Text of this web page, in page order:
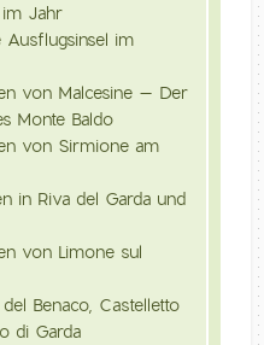
Jahr
im
von Malcesine – Der
Monte Baldo
von Sirmione am
in Riva del Garda und
von Limone sul
Benaco, Castelletto
di Garda